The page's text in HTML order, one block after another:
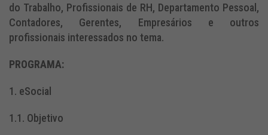
do Trabalho, Profissionais de RH, Departamento Pessoal,
Contadores, Gerentes, Empresários e outros
profissionais interessados no tema.
PROGRAMA:
1. eSocial
1.1. Objetivo